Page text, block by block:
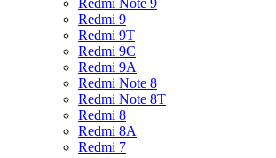
Redmi Note 9
Redmi 9
Redmi 9T
Redmi 9C
Redmi 9A
Redmi Note 8
Redmi Note 8T
Redmi 8
Redmi 8A
Redmi 7